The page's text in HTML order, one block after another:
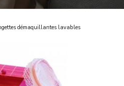
démaquillantes lavables